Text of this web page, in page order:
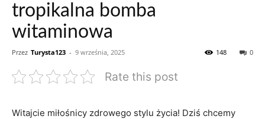
tropikalna bomba
witaminowa
Przez Turysta123 - 9 września, 2025 0
148
Rate this post
Witajcie miłośnicy zdrowego⁣ stylu życia!⁣ Dziś ⁢chcemy